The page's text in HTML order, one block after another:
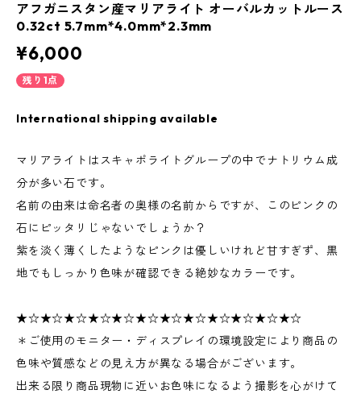
アフガニスタン産マリアライト オーバルカットルース
0.32ct 5.7mm*4.0mm*2.3mm
¥6,000
残り1点
International shipping available
マリアライトはスキャポライトグループの中でナトリウム成
分が多い石です。
名前の由来は命名者の奥様の名前からですが、このピンクの
石にピッタリじゃないでしょうか？
紫を淡く薄くしたようなピンクは優しいけれど甘すぎず、黒
地でもしっかり色味が確認できる絶妙なカラーです。
★☆★☆★☆★☆★☆★☆★☆★☆★☆★☆★☆★☆
＊ご使用のモニター・ディスプレイの環境設定により商品の
色味や質感などの見え方が異なる場合がございます。
出来る限り商品現物に近いお色味になるよう撮影を心がけて